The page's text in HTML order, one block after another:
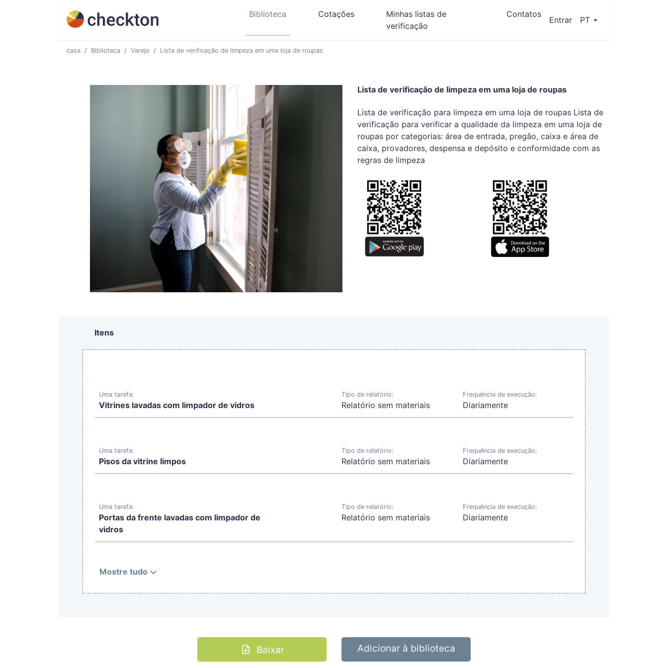
Biblioteca Cotações
Minhas listas de
verificação
Contatos
Entrar(current)
PT
casa Biblioteca Varejo Lista de verificação de limpeza em uma loja de roupas
Lista de verificação de limpeza em uma loja de roupas
Lista de verificação para limpeza em uma loja de roupas Lista de
verificação para verificar a qualidade da limpeza em uma loja de
roupas por categorias: área de entrada, pregão, caixa e área de
caixa, provadores, despensa e depósito e conformidade com as
regras de limpeza
Itens
Uma tarefa:
Vitrines lavadas com limpador de vidros
Tipo de relatório:
Relatório sem materiais
Frequência de execução:
Diariamente
Uma tarefa:
Pisos da vitrine limpos
Tipo de relatório:
Relatório sem materiais
Frequência de execução:
Diariamente
Uma tarefa:
Portas da frente lavadas com limpador de
vidros
Tipo de relatório:
Relatório sem materiais
Frequência de execução:
Diariamente
Mostre tudo
Baixar Adicionar à biblioteca